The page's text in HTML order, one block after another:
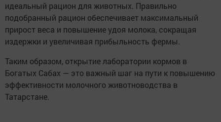
идеальный рацион для животных. Правильно
подобранный рацион обеспечивает максимальный
прирост веса и повышение удоя молока, сокращая
издержки и увеличивая прибыльность фермы.
Таким образом, открытие лаборатории кормов в
Богатых Сабах — это важный шаг на пути к повышению
эффективности молочного животноводства в
Татарстане.